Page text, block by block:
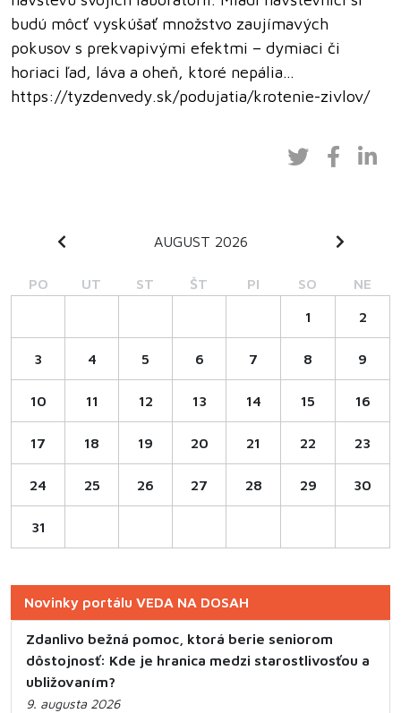
budú môcť vyskúšať množstvo zaujímavých
pokusov s prekvapivými efektmi – dymiaci či
horiaci ľad, láva a oheň, ktoré nepália…
https://tyzdenvedy.sk/podujatia/krotenie-zivlov/
AUGUST 2026
PO UT ST ŠT PI SO NE
1 2
3 4 5 6 7 8 9
10 11 12 13 14 15 16
17 18 19 20 21 22 23
24 25 26 27 28 29 30
31
Novinky portálu VEDA NA DOSAH
Zdanlivo bežná pomoc, ktorá berie seniorom
dôstojnosť: Kde je hranica medzi starostlivosťou a
ubližovaním?
9. augusta 2026